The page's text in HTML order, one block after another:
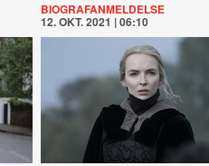
BIOGRAFANMELDELSE
12. OKT. 2021 | 06:10